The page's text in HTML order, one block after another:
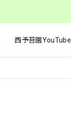
西予苔園YouTube